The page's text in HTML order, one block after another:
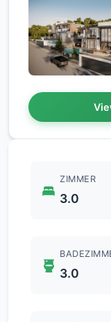
ZIMMER
3.0
3.0